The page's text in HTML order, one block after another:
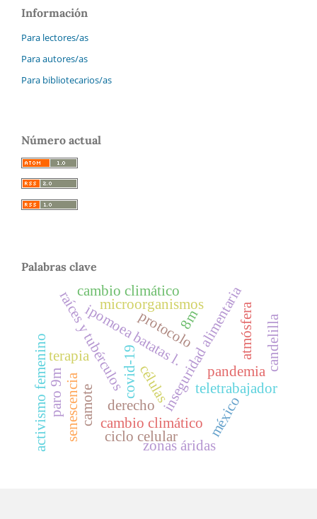
Información
Para lectores/as
Para autores/as
Para bibliotecarios/as
Número actual
Palabras clave
camote
ipomoea batatas l.
raíces y tubérculos inseguridad alimentaria
cambio climático
teletrabajador
covid-19 pandemia
terapia
microorganismos atmósfera
cambio climático
senescencia células
ciclo celular
protocolo
méxico
activismo femenino
8m
paro 9m derecho
candelilla
zonas áridas